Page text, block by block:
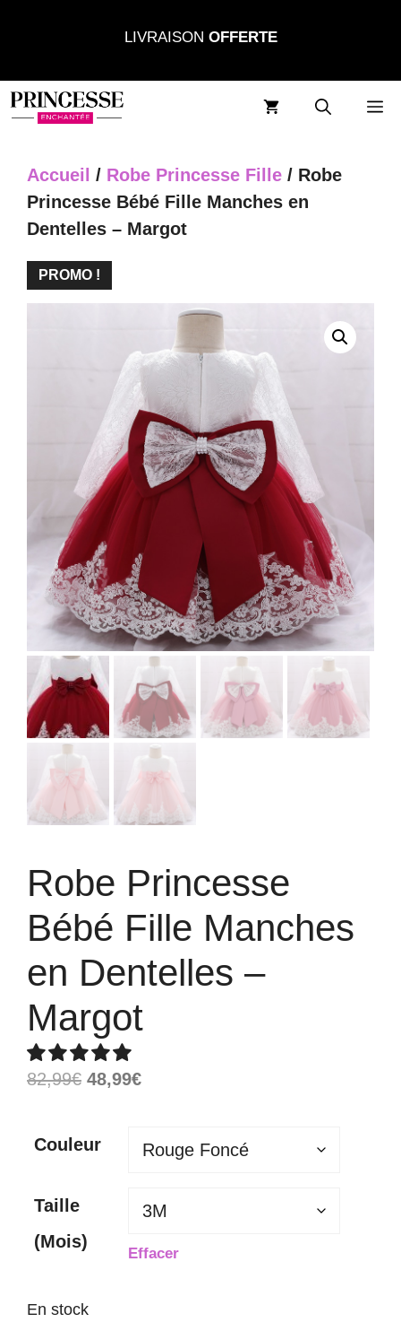
LIVRAISON OFFERTE
Accueil / Robe Princesse Fille / Robe
Princesse Bébé Fille Manches en
Dentelles – Margot
PROMO !
Robe Princesse
Bébé Fille Manches
en Dentelles –
Margot
82,99€ Le
48,99€Le
est :
Couleur
Taille
(Mois)
Effacer
En stock